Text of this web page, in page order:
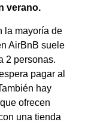
verano.
la mayoría de
AirBnB suele
2 personas.
pagar al
hay
ofrecen
una tienda